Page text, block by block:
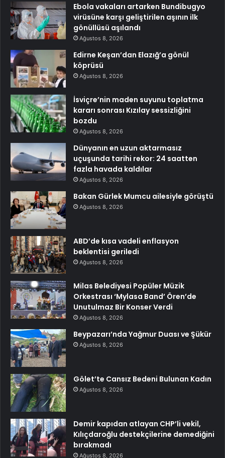
Ebola vakaları artarken Bundibugyo
virüsüne karşı geliştirilen aşının ilk
gönüllüsü aşılandı
Ağustos 8, 2026
Edirne Keşan’dan Elazığ’a gönül
köprüsü
Ağustos 8, 2026
İsviçre’nin maden suyunu toplatma
kararı sonrası Kızılay sessizliğini
bozdu
Ağustos 8, 2026
Dünyanın en uzun aktarmasız
uçuşunda tarihi rekor: 24 saatten
fazla havada kaldılar
Ağustos 8, 2026
Bakan Gürlek Mumcu ailesiyle görüştü
Ağustos 8, 2026
ABD’de kısa vadeli enflasyon
beklentisi geriledi
Ağustos 8, 2026
Milas Belediyesi Popüler Müzik
Orkestrası ‘Mylasa Band’ Ören’de
Unutulmaz Bir Konser Verdi
Ağustos 8, 2026
Beypazarı’nda Yağmur Duası ve Şükür
Ağustos 8, 2026
Gölet’te Cansız Bedeni Bulunan Kadın
Ağustos 8, 2026
Demir kapıdan atlayan CHP’li vekil,
Kılıçdaroğlu destekçilerine demediğini
bırakmadı
Ağustos 8, 2026